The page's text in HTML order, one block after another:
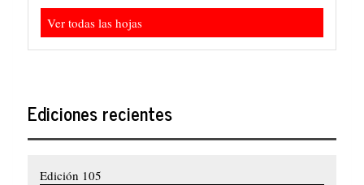
Ver todas las hojas
Ediciones recientes
Edición 105